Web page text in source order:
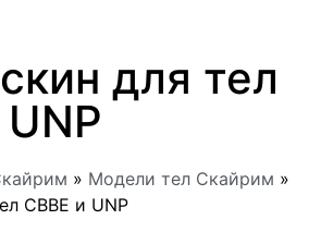
для тел
» Модели тел Скайрим »
CBBE и UNP